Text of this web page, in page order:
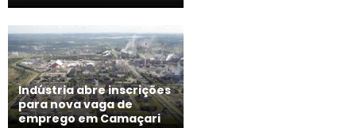
Indústria abre inscrições
para nova vaga de
emprego em Camaçari